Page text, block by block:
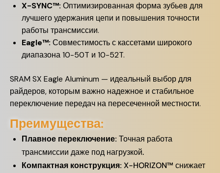
X-SYNC™: Оптимизированная форма зубьев для
лучшего удержания цепи и повышения точности
работы трансмиссии.
Eagle™: Совместимость с кассетами широкого
диапазона 10-50T и 10-52T.
SRAM SX Eagle Aluminum — идеальный выбор для
райдеров, которым важно надежное и стабильное
переключение передач на пересеченной местности.
Преимущества:
Плавное переключение: Точная работа
трансмиссии даже под нагрузкой.
Компактная конструкция: X-HORIZON™ снижает